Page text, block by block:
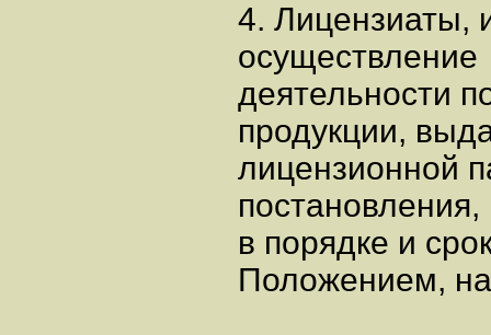
4. Лицензиаты,
осуществление
деятельности
продукции,
лицензионной
в порядке и
Положением,